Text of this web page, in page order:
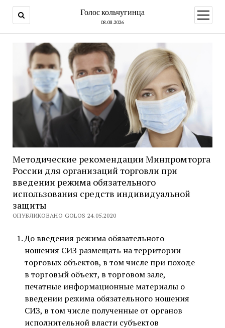
Голос кольчугинца
08.08.2026
меню
Методические рекомендации Минпромторга
России для организаций торговли при
введении режима обязательного
использования средств индивидуальной
защиты
ОПУБЛИКОВАНО GOLOS 24.05.2020
До введения режима обязательного
ношения СИЗ размещать на территории
торговых объектов, в том числе при походе
в торговый объект, в торговом зале,
печатные информационные материалы о
введении режима обязательного ношения
СИЗ, в том числе полученные от органов
исполнительной власти субъектов